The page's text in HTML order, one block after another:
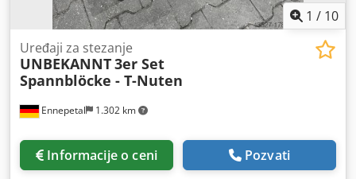
1 / 10
Ennepetal 1.302 km
Uređaji za stezanje
UNBEKANNT3er Set
Spannblöcke - T-Nuten
Informacije o ceni Pozvati